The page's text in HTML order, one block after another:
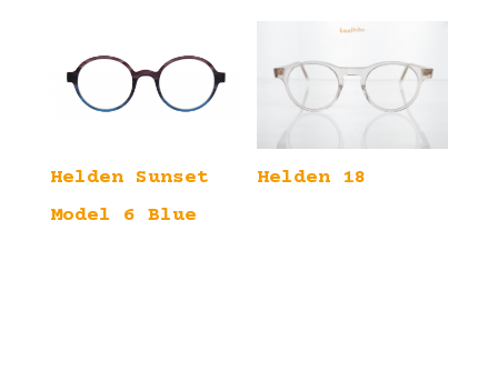
Helden Sunset
Model 6 Blue
Helden 18